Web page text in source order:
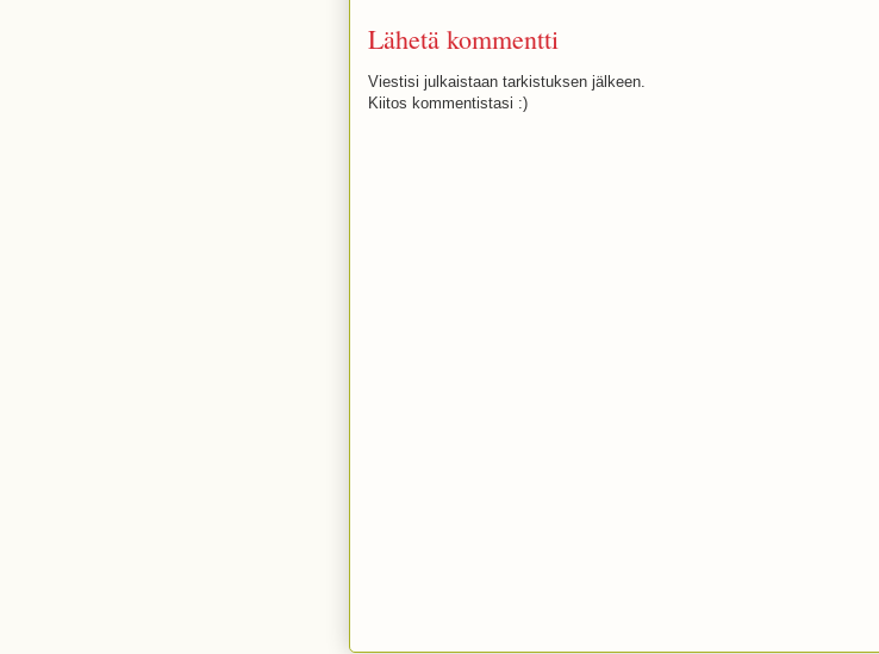
Lähetä kommentti
Viestisi julkaistaan tarkistuksen jälkeen.
Kiitos kommentistasi :)